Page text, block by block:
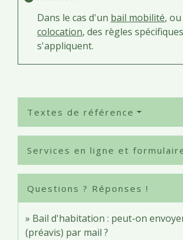
Dans le cas d'un bail mobilité,
colocation, des règles spécifiques
s'appliquent.
Textes de référence
Services en ligne et
Questions ? Réponses !
Bail d'habitation : peut-on
(préavis) par mail ?